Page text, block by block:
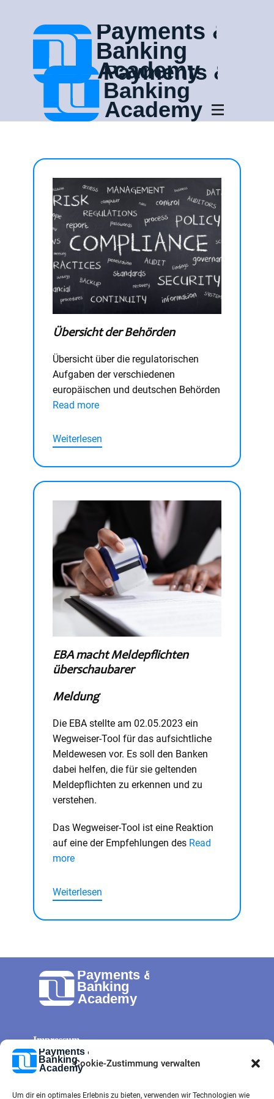
Cookie-Zustimmung verwalten
Um dir ein optimales Erlebnis zu bieten, verwenden wir Technologien wie
Übersicht der Behörden
Übersicht über die regulatorischen
Aufgaben der verschiedenen
europäischen und deutschen Behörden
Read more
Weiterlesen
EBA macht Meldepflichten
überschaubarer
Meldung
Die EBA stellte am 02.05.2023 ein
Wegweiser-Tool für das aufsichtliche
Meldewesen vor. Es soll den Banken
dabei helfen, die für sie geltenden
Meldepflichten zu erkennen und zu
verstehen.
Das Wegweiser-Tool ist eine Reaktion
auf eine der Empfehlungen des Read
more
Weiterlesen
Impressum
Allg. Geschäftsbedingungen
Cookie-Richtlinie